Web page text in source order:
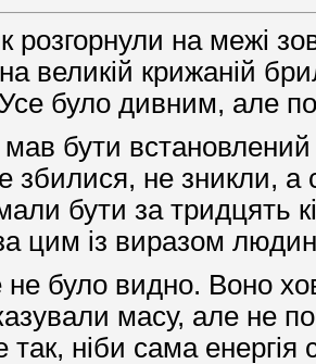
на межі
великій крижаній
було дивним, але
бути встановлений
не зникли, а
бути за тридцять
цим із виразом
було видно. Воно
масу, але не
так, ніби сама